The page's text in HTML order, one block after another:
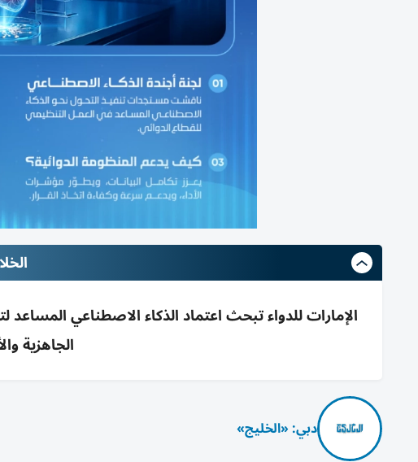
الإمارات للدواء تبحث اعتماد الذكاء الاصطناعي المساعد
الجاهزية
دبي: «الخليج»